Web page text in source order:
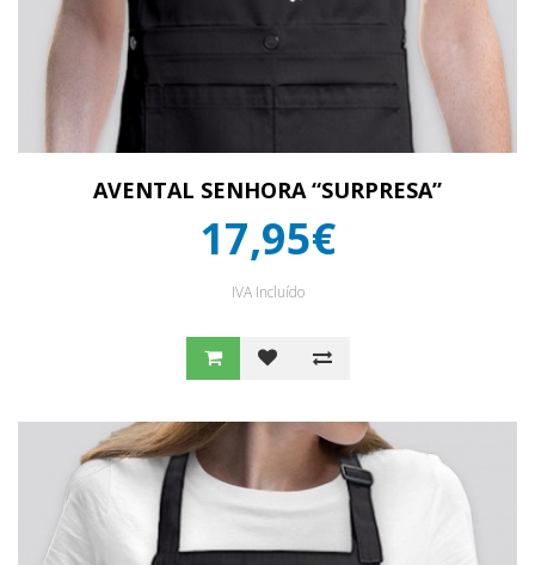
AVENTAL SENHORA “SURPRESA”
17,95€
IVA Incluído